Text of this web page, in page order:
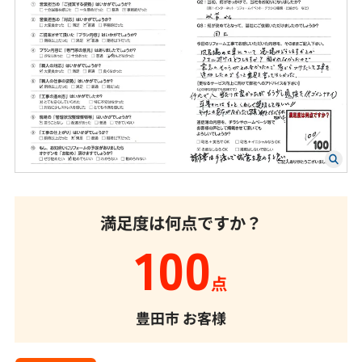
満足度は何点ですか？
100点
豊田市お客様